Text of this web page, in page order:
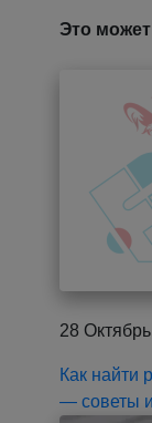
Это
28
Как найти
— советы